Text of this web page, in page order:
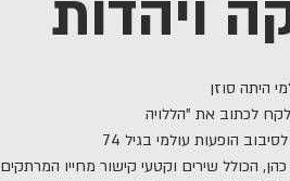
ויהדות
מי היתה סוזן?
לכתוב את "הללויה"?
מה גרם לו לצאת לסיבוב הופעות עולמי בגיל 74?
הכולל שירים וקטעי קישור מחייו המרתקים